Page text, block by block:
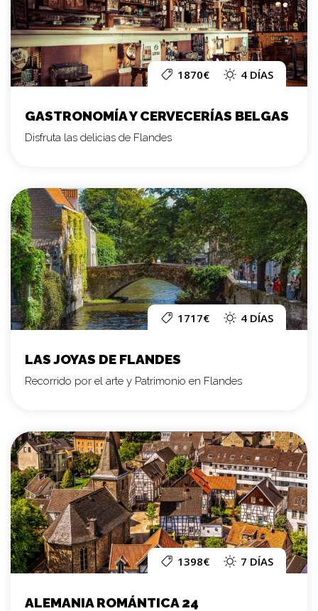
1870€ 4 DÍAS
GASTRONOMÍA Y CERVECERÍAS BELGAS
Disfruta las delicias de Flandes
1717€ 4 DÍAS
LAS JOYAS DE FLANDES
Recorrido por el arte y Patrimonio en Flandes
1398€ 7 DÍAS
ALEMANIA ROMÁNTICA 24